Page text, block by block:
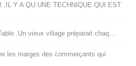
,IL Y A QU UNE TECHNIQUE QUI EST
.Un vieux village préparait chaq…
les marges des commerçants qui